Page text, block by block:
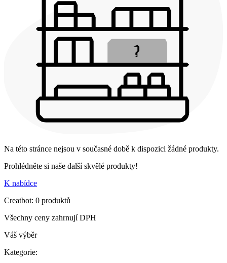
Na této stránce nejsou v současné době k dispozici žádné produkty.
Prohlédněte si naše další skvělé produkty!
K nabídce
Creatbot: 0 produktů
Všechny ceny zahrnují DPH
Váš výběr
Kategorie: